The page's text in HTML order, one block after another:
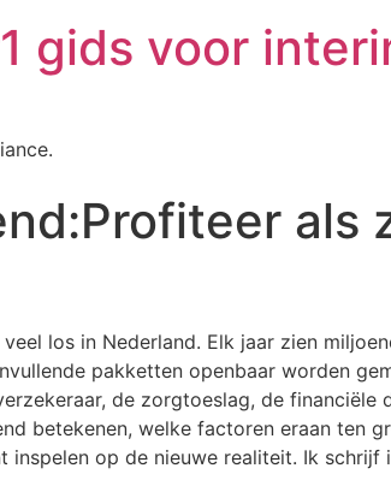
gids voor
als
los in Nederland. Elk jaar zien
pakketten openbaar worden
de zorgtoeslag, de
betekenen, welke factoren eraan ten
inspelen op de nieuwe realiteit. Ik